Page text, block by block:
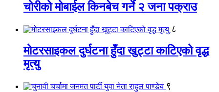
चोरीको मोबाईल किनबेच गर्ने २ जना पक्राउ
८
मोटरसाइकल दुर्घटना हुँदा खुट्टा काटिएको वृद्ध
मृत्यु
९